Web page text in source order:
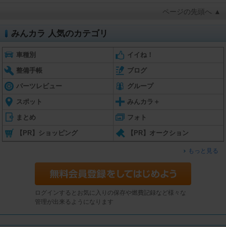
ページの先頭へ ▲
みんカラ 人気のカテゴリ
車種別 イイね！
整備手帳 ブログ
パーツレビュー グループ
スポット みんカラ＋
まとめ フォト
【PR】ショッピング 【PR】オークション
もっと見る
ログインするとお気に入りの保存や燃費記録など様々な
管理が出来るようになります